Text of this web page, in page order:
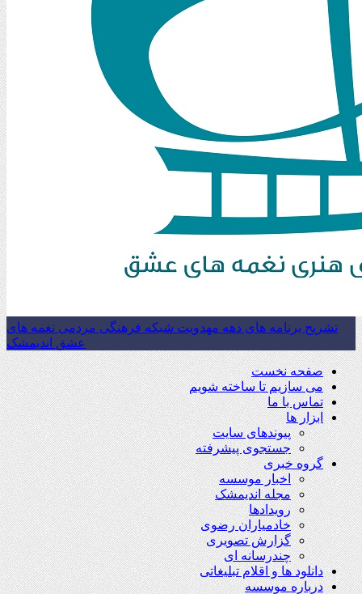
تشریح برنامه های دهه مهدویت شبکه فرهنگی مردمی نغمه های
عشق اندیمشک
صفحه نخست
می سازیم تا ساخته شویم
تماس با ما
ابزار ها
پیوندهای سایت
جستجوی پیشرفته
گروه خبری
اخبار موسسه
مجله اندیمشک
رویدادها
خادمیاران رضوی
گزارش تصویری
چندرسانه ای
دانلود ها و اقلام تبلیغاتی
درباره موسسه